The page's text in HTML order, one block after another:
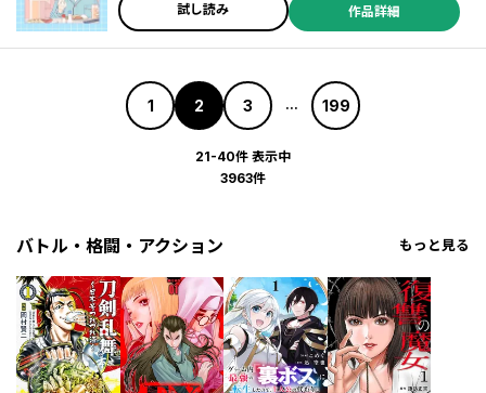
試し読み 作品詳細
1 2 3 ... 199
21-40件 表示中
3963件
バトル・格闘・アクション もっと見る